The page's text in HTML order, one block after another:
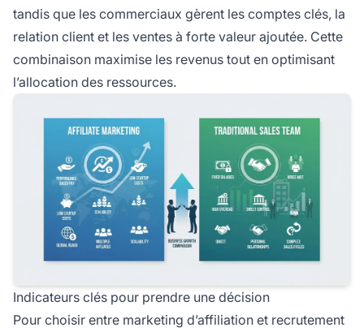
tandis que les commerciaux gèrent les comptes clés, la
relation client et les ventes à forte valeur ajoutée. Cette
combinaison maximise les revenus tout en optimisant
l’allocation des ressources.
Indicateurs clés pour prendre une décision
Pour choisir entre marketing d’affiliation et recrutement